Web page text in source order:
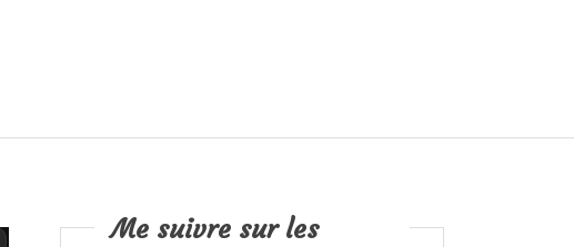
Me suivre sur les